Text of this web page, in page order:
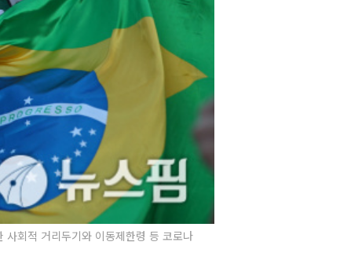
회적 거리두기와 이동제한령 등 코로나